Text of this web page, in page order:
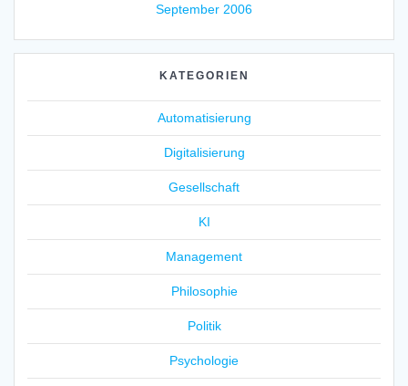
September 2006
KATEGORIEN
Automatisierung
Digitalisierung
Gesellschaft
KI
Management
Philosophie
Politik
Psychologie